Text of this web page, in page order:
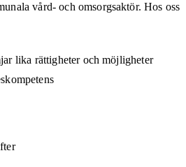
vård- och omsorgsaktör. Hos oss
lika rättigheter och möjligheter